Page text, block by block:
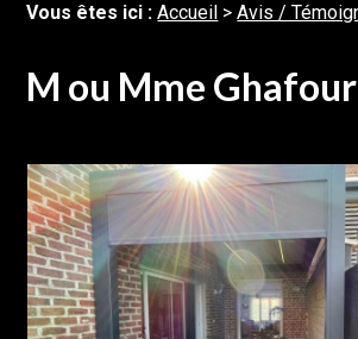
Vous êtes ici :Accueil >Avis /
M ou Mme